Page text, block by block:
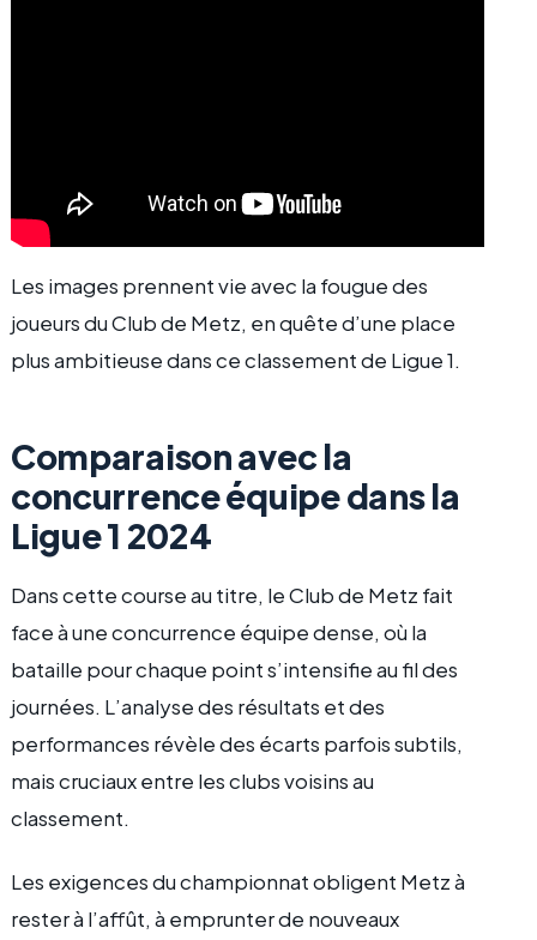
Les images prennent vie avec la fougue des
joueurs du Club de Metz, en quête d’une place
plus ambitieuse dans ce classement de Ligue 1.
Comparaison avec la
concurrence équipe dans la
Ligue 1 2024
Dans cette course au titre, le Club de Metz fait
face à une concurrence équipe dense, où la
bataille pour chaque point s’intensifie au fil des
journées. L’analyse des résultats et des
performances révèle des écarts parfois subtils,
mais cruciaux entre les clubs voisins au
classement.
Les exigences du championnat obligent Metz à
rester à l’affût, à emprunter de nouveaux